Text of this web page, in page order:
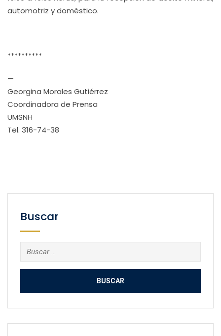
automotriz y doméstico.
**********
—
Georgina Morales Gutiérrez
Coordinadora de Prensa
UMSNH
Tel. 316-74-38
Buscar
Buscar: